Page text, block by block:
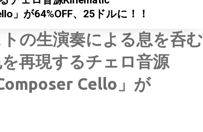
」が64%OFF、25ドルに！！
の生演奏による息を呑む
再現するチェロ音源
Cello」が